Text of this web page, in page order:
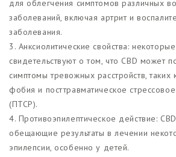
для облегчения симптомов различных
заболеваний, включая артрит и
заболевания.
3. Анксиолитические свойства:
свидетельствуют о том, что CBD может
симптомы тревожных расстройств, таких
фобия и посттравматическое стрессовое
(ПТСР).
4. Противоэпилептическое действие:
обещающие результаты в лечении
эпилепсии, особенно у детей.